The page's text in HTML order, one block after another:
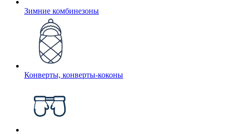
Зимние комбинезоны
Конверты, конверты-коконы